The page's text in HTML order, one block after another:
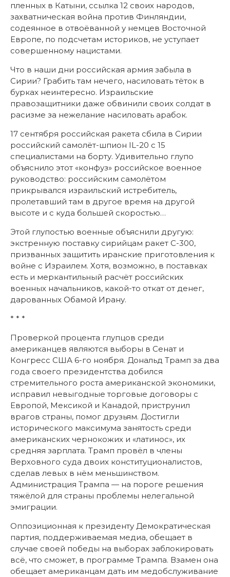
пленных в Катыни, ссылка 12 своих народов,
захватническая война против Финляндии,
содеянное в отвоёванной у немцев Восточной
Европе, по подсчетам историков, не уступает
совершенному нацистами.
Что в наши дни российская армия забыла в
Сирии? Грабить там нечего, насиловать тёток в
бурках неинтересно. Израильские
правозащитники даже обвинили своих солдат в
расизме за нежелание насиловать арабок.
17 сентября российская ракета сбила в Сирии
российский самолёт-шпион IL-20 с 15
специалистами на борту. Удивительно глупо
объяснило этот «конфуз» российское военное
руководство: российским самолётом
прикрывался израильский истребитель,
пролетавший там в другое время на другой
высоте и с куда большей скоростью…
Этой глупостью военные объяснили другую:
экстренную поставку сирийцам ракет С-300,
призванных защитить иранские приготовления к
войне с Израилем. Хотя, возможно, в поставках
есть и меркантильный расчёт российских
военных начальников, какой-то откат от денег,
дарованных Обамой Ирану.
* * *
Проверкой процента глупцов среди
американцев являются выборы в Сенат и
Конгресс США 6-го ноября. Дональд Трамп за два
года своего президентства добился
стремительного роста американской экономики,
исправил невыгодные торговые договоры с
Европой, Мексикой и Канадой, приструнил
врагов страны, помог друзьям. Достигли
исторического максимума занятость среди
американских чернокожих и «латинос», их
средняя зарплата. Трамп провёл в члены
Верховного суда двоих конституционалистов,
сделав левых в нём меньшинством.
Администрация Трампа — на пороге решения
тяжёлой для страны проблемы нелегальной
эмиграции.
Оппозиционная к президенту Демократическая
партия, поддерживаемая медиа, обещает в
случае своей победы на выборах заблокировать
всё, что сможет, в программе Трампа. Взамен она
обещает американцам дать им медобслуживание